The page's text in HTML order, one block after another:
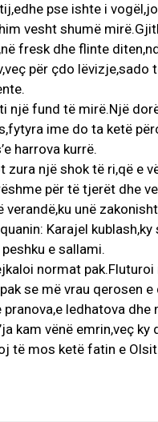
pse ishte i
vesht shumë
fresk dhe flinte
për çdo
një fund të mirë.Një
ime do ta ketë
harrova kurrë.
zura një shok të ri,që e
për të tjerët dhe
verandë,ku unë
Karajel
e sallami.
normat
se më vrau qerosen
pranova,e ledhatova
kam vënë emrin,veç
të mos ketë fatin e